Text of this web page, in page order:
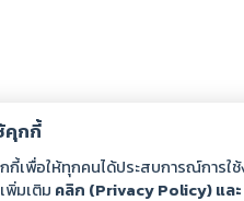
กับเรา ดาวน์โหลด
คุกกี้
กกี้เพื่อให้ทุกคนได้ประสบการณ์การใ
พิ่มเติม คลิก (Privacy Policy) แล